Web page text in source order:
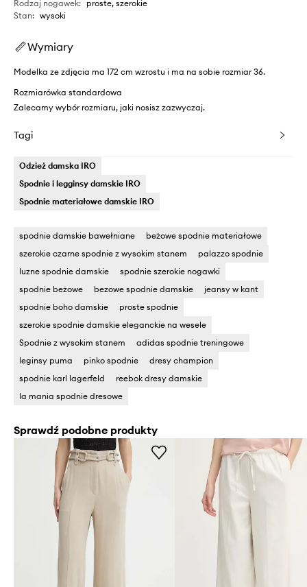
Rodzaj nogawek: proste, szerokie
Stan: wysoki
Wymiary
Modelka ze zdjęcia ma 172 cm wzrostu i ma na sobie rozmiar 36.
Rozmiarówka standardowa
Zalecamy wybór rozmiaru, jaki nosisz zazwyczaj.
Tagi
Odzież damska IRO
Spodnie i legginsy damskie IRO
Spodnie materiałowe damskie IRO
spodnie damskie bawełniane
beżowe spodnie materiałowe
szerokie czarne spodnie z wysokim stanem
palazzo spodnie
luzne spodnie damskie
spodnie szerokie nogawki
spodnie beżowe
bezowe spodnie damskie
jeansy w kant
spodnie boho damskie
proste spodnie
szerokie spodnie damskie eleganckie na wesele
Spodnie z wysokim stanem
adidas spodnie treningowe
leginsy puma
pinko spodnie
dresy champion
spodnie karl lagerfeld
reebok dresy damskie
la mania spodnie dresowe
Sprawdź podobne produkty